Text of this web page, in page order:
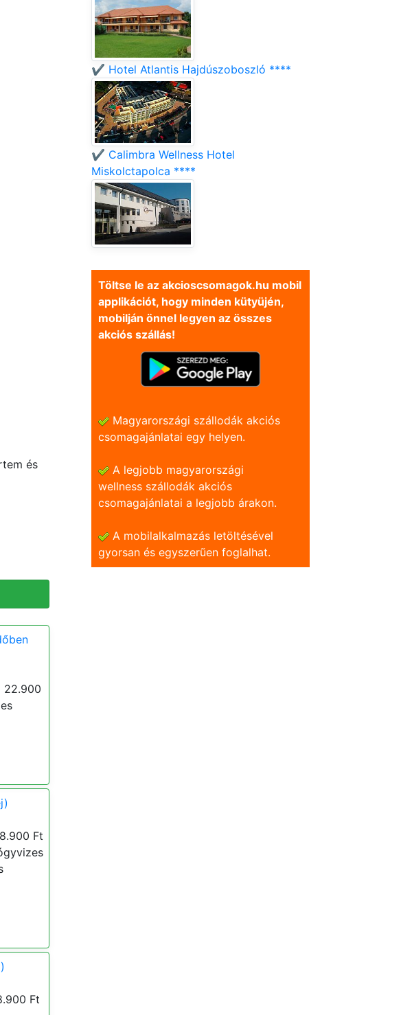
és
22.900
Ft
Ft
✔️ Hotel Atlantis Hajdúszoboszló ****
✔️ Calimbra Wellness Hotel
Miskolctapolca ****
Töltse le az akcioscsomagok.hu mobil
applikációt, hogy minden kütyüjén,
mobilján önnel legyen az összes
akciós szállás!
Magyarországi szállodák akciós
csomagajánlatai egy helyen.
A legjobb magyarországi
wellness szállodák akciós
csomagajánlatai a legjobb árakon.
A mobilalkalmazás letöltésével
gyorsan és egyszerũen foglalhat.